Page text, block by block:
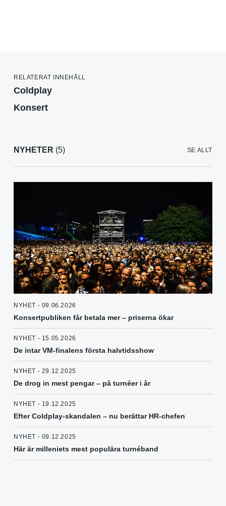
RELATERAT INNEHÅLL
Coldplay
Konsert
NYHETER (5) SE ALLT
NYHET - 09.06.2026
Konsertpubliken får betala mer – priserna ökar
NYHET - 15.05.2026
De intar VM-finalens första halvtidsshow
NYHET - 29.12.2025
De drog in mest pengar – på turnéer i år
NYHET - 19.12.2025
Efter Coldplay-skandalen – nu berättar HR-chefen
NYHET - 09.12.2025
Här är milleniets mest populära turnéband